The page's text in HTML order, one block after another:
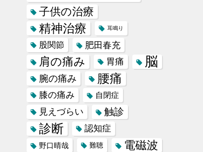
子供の治療
精神治療 耳鳴り
股関節 肥田春充
肩の痛み 胃痛 脳
腕の痛み 腰痛
膝の痛み 自閉症
見えづらい 触診
診断 認知症
野口晴哉 難聴 電磁波